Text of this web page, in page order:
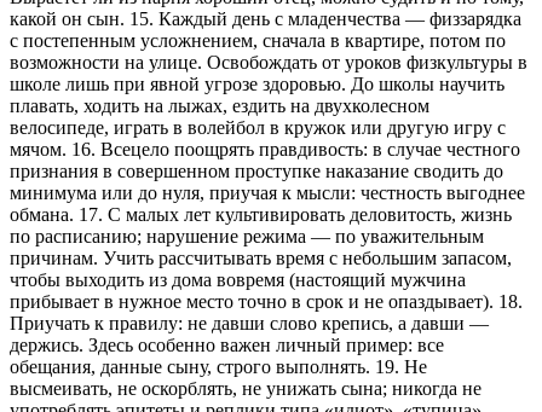
какой он сын. 15. Каждый день с младенчества — физзарядка
с постепенным усложнением, сначала в квартире, потом по
возможности на улице. Освобождать от уроков физкультуры в
школе лишь при явной угрозе здоровью. До школы научить
плавать, ходить на лыжах, ездить на двухколесном
велосипеде, играть в волейбол в кружок или другую игру с
мячом. 16. Всецело поощрять правдивость: в случае честного
признания в совершенном проступке наказание сводить до
минимума или до нуля, приучая к мысли: честность выгоднее
обмана. 17. С малых лет культивировать деловитость, жизнь
по расписанию; нарушение режима — по уважительным
причинам. Учить рассчитывать время с небольшим запасом,
чтобы выходить из дома вовремя (настоящий мужчина
прибывает в нужное место точно в срок и не опаздывает). 18.
Приучать к правилу: не давши слово крепись, а давши —
держись. Здесь особенно важен личный пример: все
обещания, данные сыну, строго выполнять. 19. Не
высмеивать, не оскорблять, не унижать сына; никогда не